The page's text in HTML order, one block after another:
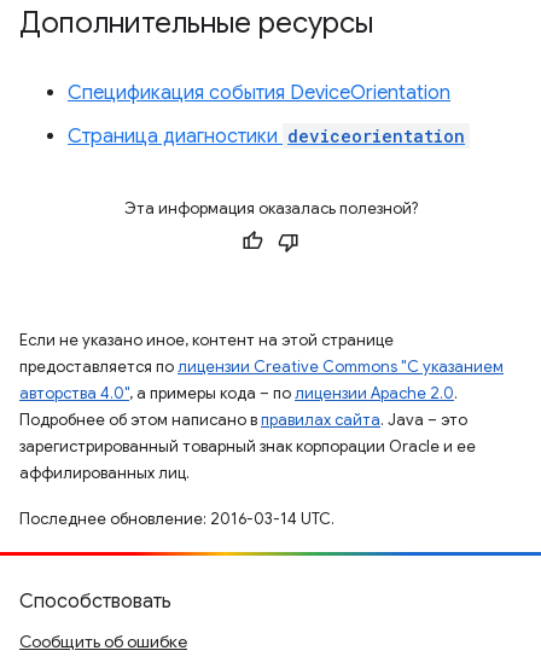
Дополнительные ресурсы
Спецификация события DeviceOrientation
Страница диагностики deviceorientation
Эта информация оказалась полезной?
Если не указано иное, контент на этой странице
предоставляется полицензии Creative Commons "С указанием
авторства 4.0", а примеры кода – полицензии Apache 2.0.
Подробнее об этом написано вправилах сайта. Java – это
зарегистрированный товарный знак корпорации Oracle и ее
аффилированных лиц.
Последнее обновление: 2016-03-14 UTC.
Способствовать
Сообщить об ошибке